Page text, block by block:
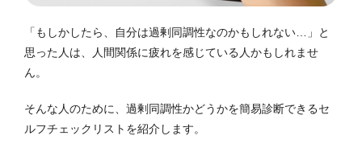
「もしかしたら、自分は過剰同調性なのかもしれない…」と
思った人は、人間関係に疲れを感じている人かもしれませ
ん。
そんな人のために、過剰同調性かどうかを簡易診断できるセ
ルフチェックリストを紹介します。